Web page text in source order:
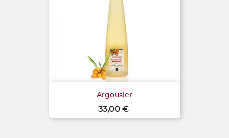
Argousier
Prix
33,00 €